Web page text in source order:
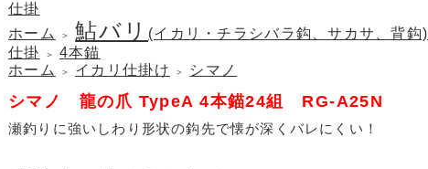
仕掛
ホーム
＞ 鮎バリ (イカリ・チラシバラ鈎、サカサ、背鈎)
仕掛
＞
4本錨
ホーム
＞ イカリ仕掛け ＞ シマノ
シマノ 龍の爪 TypeA 4本錨24組 RG-A25N
瀬釣りに強いしわり形状の鈎先で懐が深くバレにくい！